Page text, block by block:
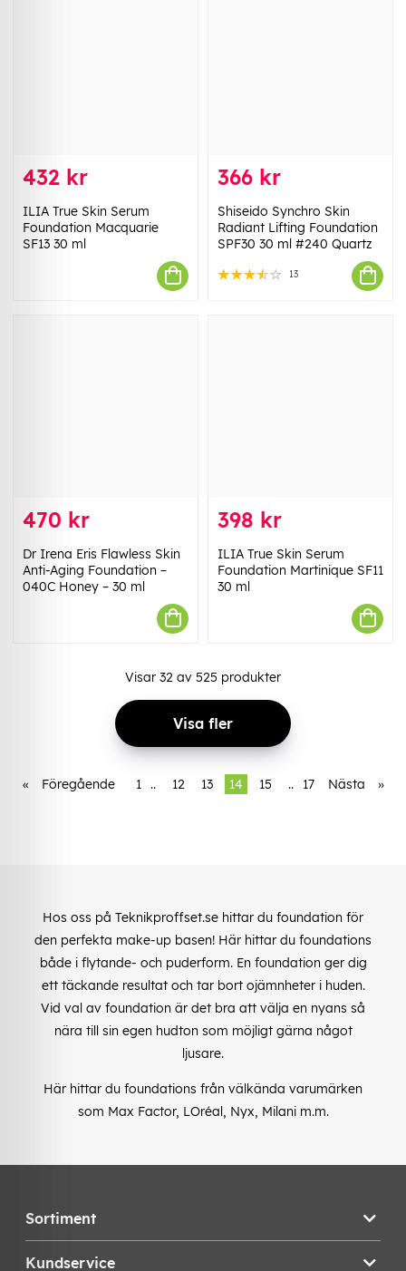
432 kr
ILIA True Skin Serum
Foundation Macquarie
SF13 30 ml
366 kr
Shiseido Synchro Skin
Radiant Lifting Foundation
SPF30 30 ml #240 Quartz
13
470 kr
Dr Irena Eris Flawless Skin
Anti-Aging Foundation –
040C Honey – 30 ml
398 kr
ILIA True Skin Serum
Foundation Martinique SF11
30 ml
Visar 32 av 525 produkter
Visa fler
« Föregående 1 .. 12 13 14 15 .. 17 Nästa »
Hos oss på Teknikproffset.se hittar du foundation för
den perfekta make-up basen! Här hittar du foundations
både i flytande- och puderform. En foundation ger dig
ett täckande resultat och tar bort ojämnheter i huden.
Vid val av foundation är det bra att välja en nyans så
nära till sin egen hudton som möjligt gärna något
ljusare.
Här hittar du foundations från välkända varumärken
som Max Factor, LOréal, Nyx, Milani m.m.
Sortiment
Kundservice